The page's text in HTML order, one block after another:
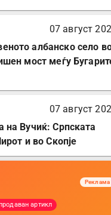
07 август
албанско село
мост меѓу
07 август
на Вучиќ: Српската
и во Скопје
Реклама
артикл